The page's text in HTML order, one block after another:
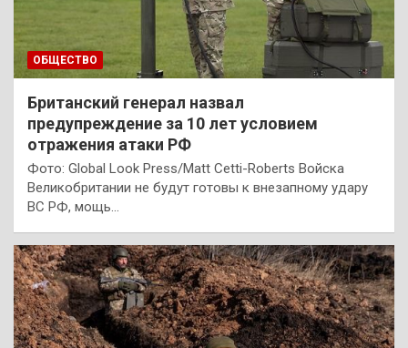
ОБЩЕСТВО
Британский генерал назвал
предупреждение за 10 лет условием
отражения атаки РФ
Фото: Global Look Press/Matt Cetti-Roberts Войска
Великобритании не будут готовы к внезапному удару
ВС РФ, мощь…